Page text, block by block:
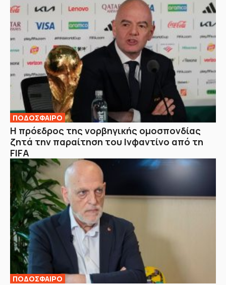
ΠΟΔΟΣΦΑΙΡΟ
Η πρόεδρος της νορβηγικής ομοσπονδίας
ζητά την παραίτηση του Ινφαντίνο από τη
FIFA
ΠΟΔΟΣΦΑΙΡΟ